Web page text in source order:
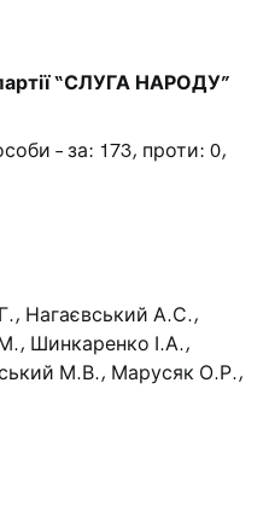
“СЛУГА НАРОДУ”
– за: 173, проти: 0,
Нагаєвський А.С.,
Шинкаренко І.А.,
М.В., Марусяк О.Р.,